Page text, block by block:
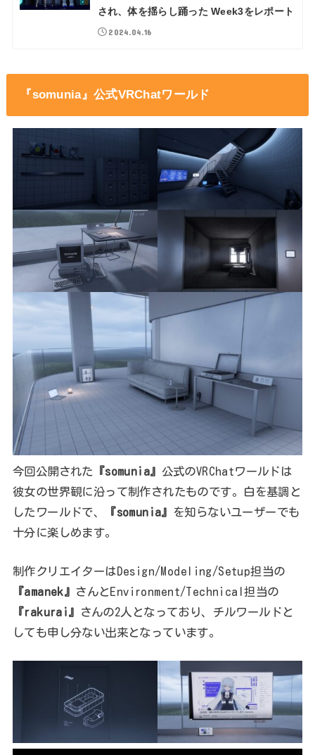
され、体を揺らし踊った Week3をレポート
2024.04.16
『somunia』公式VRChatワールド
今回公開された 『somunia』 公式のVRChatワールドは
彼女の世界観に沿って制作されたものです。白を基調と
したワールドで、
『somunia』
を知らないユーザーでも
十分に楽しめます。
制作クリエイターはDesign/Modeling/Setup担当の
『amanek』 さんとEnvironment/Technical担当の
『rakurai』
さんの2人となっており、チルワールドと
しても申し分ない出来となっています。